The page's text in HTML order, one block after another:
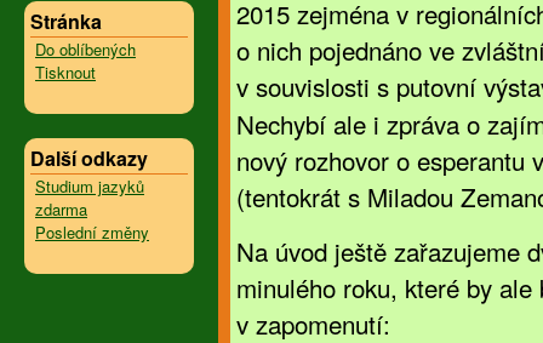
Stránka
Do oblíbených
Tisknout
Další odkazy
Studium jazyků
zdarma
Poslední změny
2015 zejména v
o nich pojednáno ve
v souvislosti s putovní
Nechybí ale i zpráva o
nový rozhovor o esperantu
(tentokrát s Miladou
Na úvod ještě zařazujeme
minulého roku, které by
v zapomenutí: